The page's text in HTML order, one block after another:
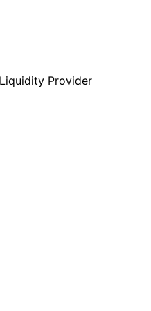
Provider